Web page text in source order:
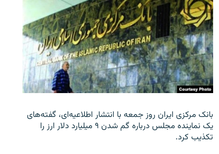
بانک مرکزی ایران روز جمعه با انتشار اطلاعیه‌ای، گفته‌های
یک نماینده مجلس درباره گم شدن ۹ میلیارد دلار ارز را
تکذیب کرد.